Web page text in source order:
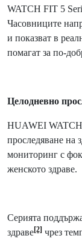
WATCH FIT 5
Часовниците
и показват в
помагат за по-
Целодневно
HUAWEI WATCH
проследяване на
мониторинг с
женското здраве.
Серията
здраве[2] чрез